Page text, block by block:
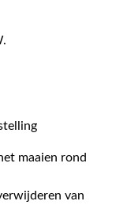
maaien rond
van